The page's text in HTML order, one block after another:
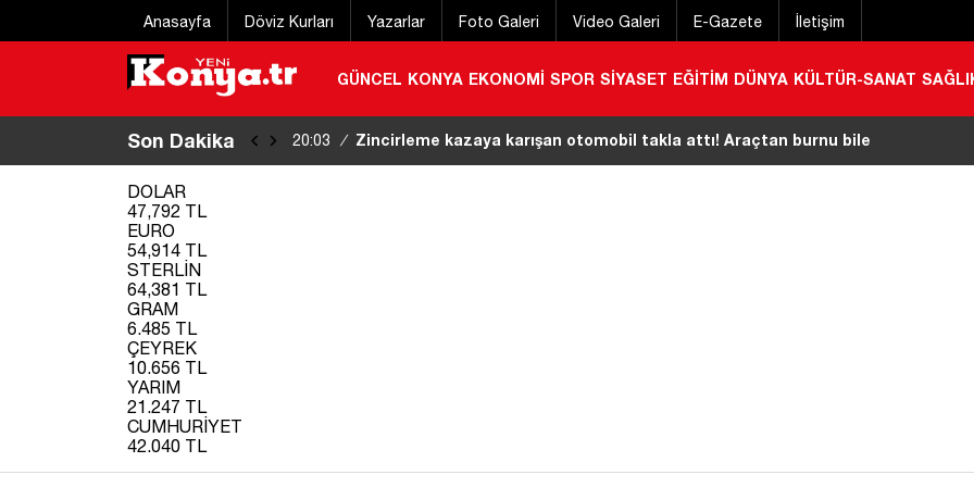
Anasayfa Döviz Kurları Yazarlar Foto Galeri Video Galeri E-Gazete İletişim
GÜNCEL KONYA EKONOMİ SPOR SİYASET EĞİTİM DÜNYA KÜLTÜR-SANAT
Son Dakika 20:03 / Zincirleme kazaya karışan otomobil takla attı! Araçtan burnu bile
DOLAR
47,792 TL
EURO
54,914 TL
STERLİN
64,381 TL
GRAM
6.485 TL
ÇEYREK
10.656 TL
YARIM
21.247 TL
CUMHURİYET
42.040 TL